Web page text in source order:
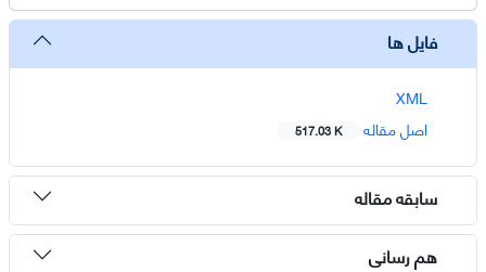
فایل ها
XML
اصل مقاله
517.03 K
سابقه مقاله
هم رسانی